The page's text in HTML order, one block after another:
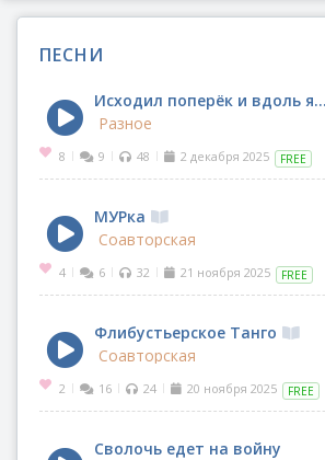
ПЕСНИ
Исходил поперёк и вдоль я...
Разное
8 | 9 | 48 | 2 декабря 2025 FREE
МУРка
Соавторская
4 | 6 | 32 | 21 ноября 2025 FREE
Флибустьерское Танго
Соавторская
2 | 16 | 24 | 20 ноября 2025 FREE
Сволочь едет на войну